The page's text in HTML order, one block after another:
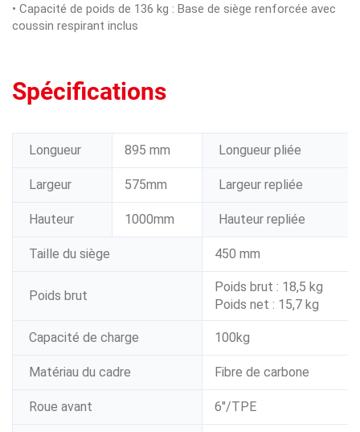
• Capacité de poids de 136 kg : Base de siège renforcée avec
coussin respirant inclus
Spécifications
Longueur 895 mm Longueur pliée
Largeur 575mm Largeur repliée
Hauteur 1000mm Hauteur repliée
Taille du siège 450 mm
Poids brut
Poids brut : 18,5 kg
Poids net : 15,7 kg
Capacité de charge 100kg
Matériau du cadre Fibre de carbone
Roue avant 6"/TPE